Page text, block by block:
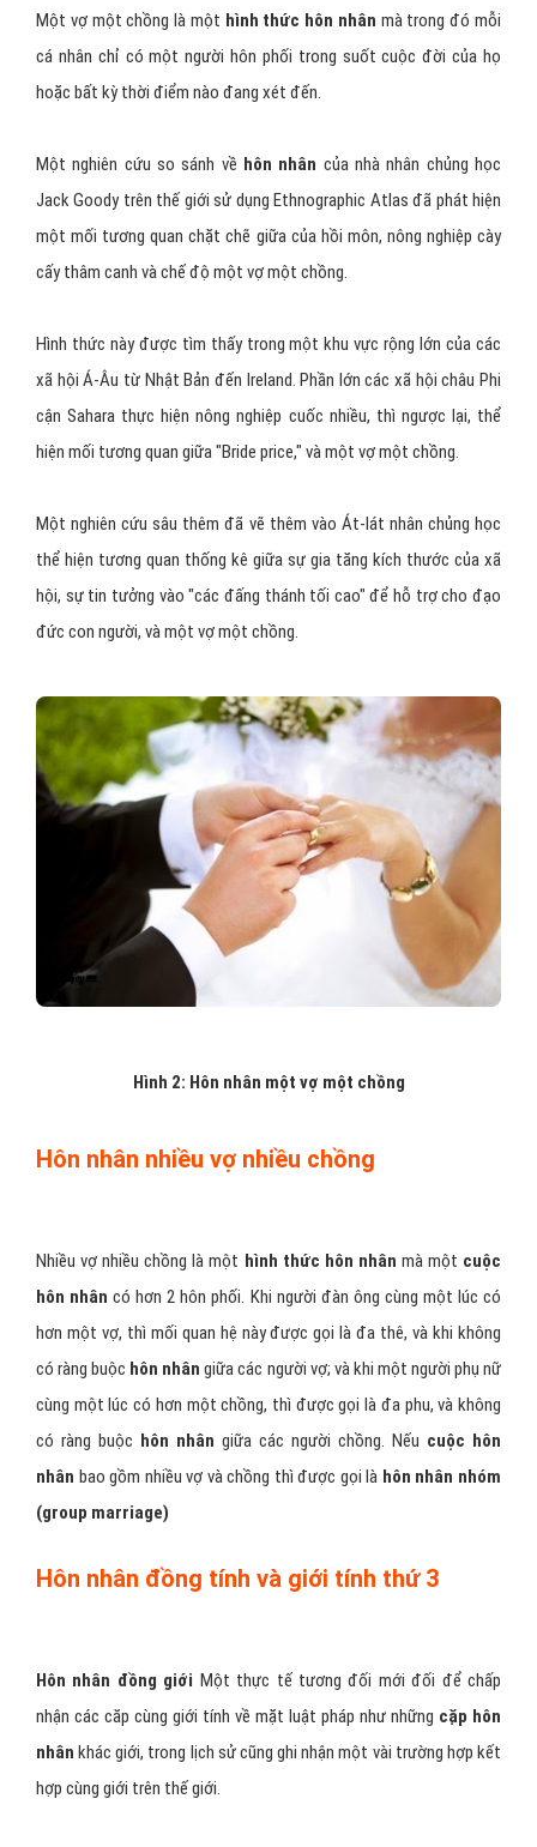
Một vợ một chồng là một hình thức hôn nhân mà trong đó mỗi
cá nhân chỉ có một người hôn phối trong suốt cuộc đời của họ
hoặc bất kỳ thời điểm nào đang xét đến.
Một nghiên cứu so sánh về hôn nhân của nhà nhân chủng học
Jack Goody trên thế giới sử dụng Ethnographic Atlas đã phát hiện
một mối tương quan chặt chẽ giữa của hồi môn, nông nghiệp cày
cấy thâm canh và chế độ một vợ một chồng.
Hình thức này được tìm thấy trong một khu vực rộng lớn của các
xã hội Á-Âu từ Nhật Bản đến Ireland. Phần lớn các xã hội châu Phi
cận Sahara thực hiện nông nghiệp cuốc nhiều, thì ngược lại, thể
hiện mối tương quan giữa "Bride price," và một vợ một chồng.
Một nghiên cứu sâu thêm đã vẽ thêm vào Át-lát nhân chủng học
thể hiện tương quan thống kê giữa sự gia tăng kích thước của xã
hội, sự tin tưởng vào "các đấng thánh tối cao" để hỗ trợ cho đạo
đức con người, và một vợ một chồng.
Hình 2: Hôn nhân một vợ một chồng
Hôn nhân nhiều vợ nhiều chồng
Nhiều vợ nhiều chồng là một hình thức hôn nhân mà một cuộc
hôn nhân có hơn 2 hôn phối. Khi người đàn ông cùng một lúc có
hơn một vợ, thì mối quan hệ này được gọi là đa thê, và khi không
có ràng buộc hôn nhân giữa các người vợ; và khi một người phụ nữ
cùng một lúc có hơn một chồng, thì được gọi là đa phu, và không
có ràng buộc hôn nhân giữa các người chồng. Nếu cuộc hôn
nhân bao gồm nhiều vợ và chồng thì được gọi là hôn nhân nhóm
(group marriage)
Hôn nhân đồng tính và giới tính thứ 3
Hôn nhân đồng giới Một thực tế tương đối mới đối để chấp
nhận các căp cùng giới tính về mặt luật pháp như những cặp hôn
nhân khác giới, trong lịch sử cũng ghi nhận một vài trường hợp kết
hợp cùng giới trên thế giới.